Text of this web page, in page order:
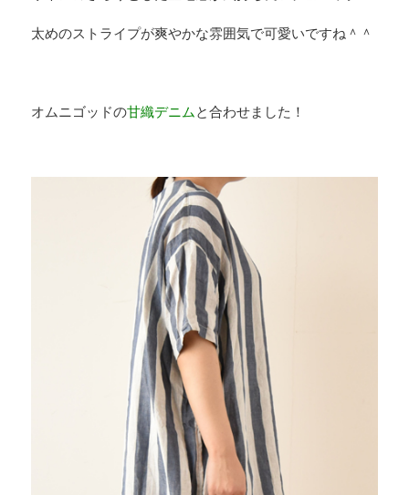
太めのストライプが爽やかな雰囲気で可愛いですね＾＾
オムニゴッドの甘織デニム と合わせました！